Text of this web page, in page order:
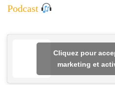
Podcast
Cliquez pour
marketing et